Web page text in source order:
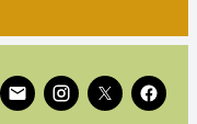
Follow XR Japan on